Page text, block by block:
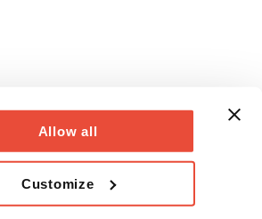
Allow all
Customize